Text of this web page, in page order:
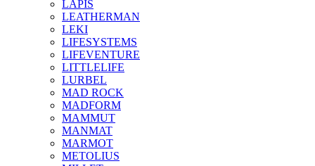
LAPIS
LEATHERMAN
LEKI
LIFESYSTEMS
LIFEVENTURE
LITTLELIFE
LURBEL
MAD ROCK
MADFORM
MAMMUT
MANMAT
MARMOT
METOLIUS